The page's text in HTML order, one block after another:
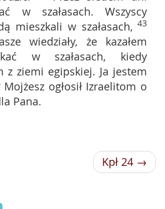
w szałasach. Wszyscy
mieszkali w szałasach, 43
wiedziały, że kazałem
w szałasach, kiedy
z ziemi egipskiej. Ja jestem
Mojżesz ogłosił Izraelitom o
Pana.
Kpł 24 →